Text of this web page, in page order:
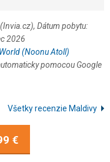
Dátum pobytu:
2026
(Noonu Atoll)
pomocou Google
Všetky recenzie Maldivy
€